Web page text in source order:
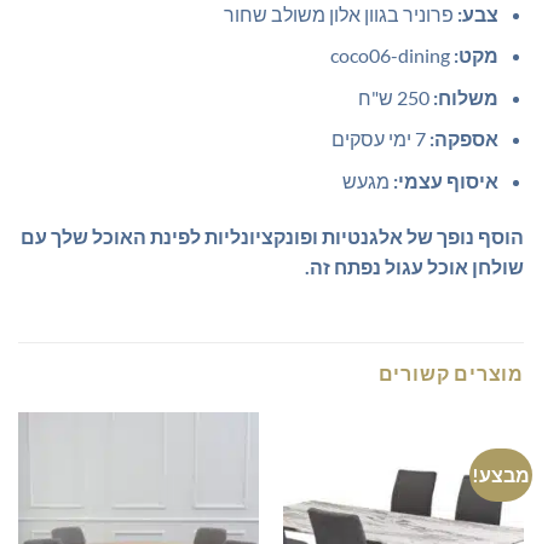
צבע: פרוניר בגוון אלון משולב שחור
מקט:
משלוח: 250 ש"ח
אספקה:
איסוף עצמי: מגעש
הוסף נופך של אלגנטיות ופונקציונליות לפינת האוכל שלך עם
שולחן אוכל עגול נפתח זה.
מוצרים קשורים
מבצע!